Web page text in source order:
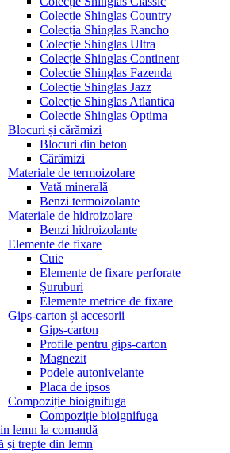
Colecție Shinglas Country
Colecția Shinglas Rancho
Colecție Shinglas Ultra
Colecție Shinglas Continent
Colectie Shinglas Fazenda
Colecție Shinglas Jazz
Colecție Shinglas Atlantica
Colectie Shinglas Optima
Blocuri și cărămizi
Blocuri din beton
Cărămizi
Materiale de termoizolare
Vată minerală
Benzi termoizolante
Materiale de hidroizolare
Benzi hidroizolante
Elemente de fixare
Cuie
Elemente de fixare perforate
Șuruburi
Elemente metrice de fixare
Gips-carton și accesorii
Gips-carton
Profile pentru gips-carton
Magnezit
Podele autonivelante
Placa de ipsos
Compoziție bioignifuga
Compoziție bioignifuga
lemn la comandă
și trepte din lemn